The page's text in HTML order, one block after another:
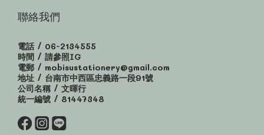
聯絡我們
電話 / 06-2134555
時間 / 請參照IG
電郵 / mobisustationery@gmail.com
地址 / 台南市中西區忠義路一段91號
公司名稱 / 文暉行
統一編號 / 81447348